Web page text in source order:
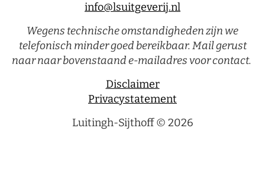
info@lsuitgeverij.nl
Wegens technische omstandigheden zijn we
telefonisch minder goed bereikbaar. Mail gerust
naar naar bovenstaand e-mailadres voor contact.
Disclaimer
Privacystatement
Luitingh-Sijthoff © 2026